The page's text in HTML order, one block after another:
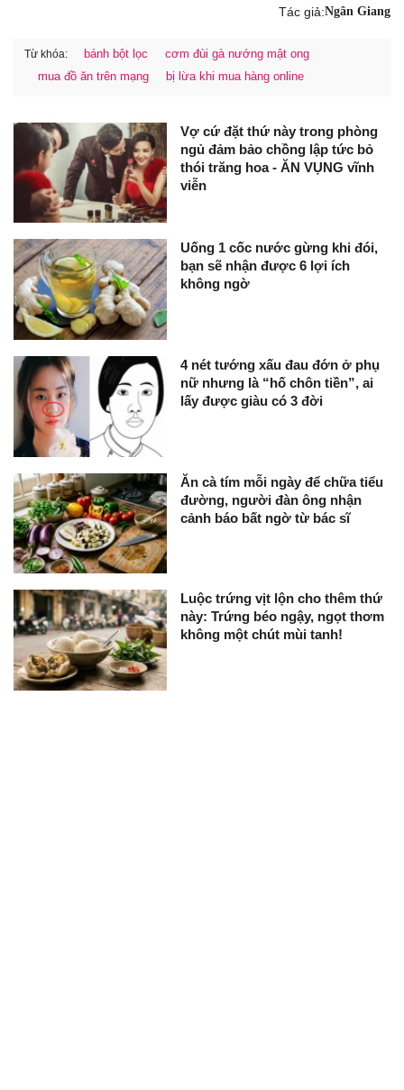
Tác giả:Ngân Giang
Từ khóa: bánh bột lọc
cơm đùi gà nướng mật ong
mua đồ ăn trên mạng
bị lừa khi mua hàng online
Vợ cứ đặt thứ này trong phòng
ngủ đảm bảo chồng lập tức bỏ
thói trăng hoa - ĂN VỤNG vĩnh
viễn
Uống 1 cốc nước gừng khi đói,
bạn sẽ nhận được 6 lợi ích
không ngờ
4 nét tướng xấu đau đớn ở phụ
nữ nhưng là “hố chôn tiền”, ai
lấy được giàu có 3 đời
Ăn cà tím mỗi ngày để chữa tiểu
đường, người đàn ông nhận
cảnh báo bất ngờ từ bác sĩ
Luộc trứng vịt lộn cho thêm thứ
này: Trứng béo ngậy, ngọt thơm
không một chút mùi tanh!